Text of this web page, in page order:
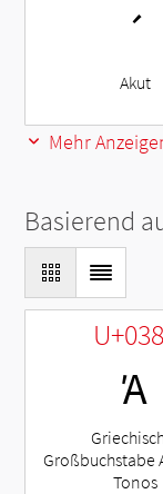
´
Akut
Mehr
Basierend
Ά
Großbuchstabe
Tonos